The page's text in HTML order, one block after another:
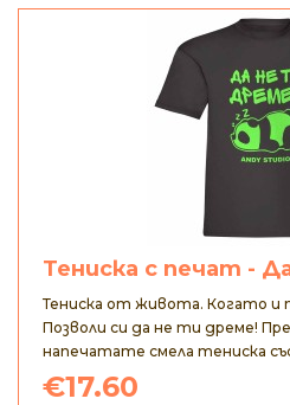
Тениска с печат -
Тениска от живота. Когато и
Позволи си да не ти дреме!
напечатате смела тениска
€17.60